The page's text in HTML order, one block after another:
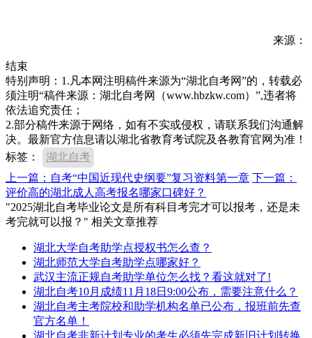
来源：
结束
特别声明：1.凡本网注明稿件来源为“湖北自考网”的，转载必
须注明“稿件来源：湖北自考网（www.hbzkw.com）”,违者将
依法追究责任；
2.部分稿件来源于网络，如有不实或侵权，请联系我们沟通解
决。最新官方信息请以湖北省教育考试院及各教育官网为准！
标签：
湖北自考
上一篇：自考“中国近现代史纲要”复习资料第一章 下一篇：
评价高的湖北成人高考报名哪家口碑好？
"2025湖北自考毕业论文是所有科目考完才可以报考，还是未
考完就可以报？" 相关文章推荐
湖北大学自考助学点授权书怎么查？
湖北师范大学自考助学点哪家好？
武汉主流正规自考助学单位怎么找？看这就对了!
湖北自考10月成绩11月18日9:00公布，需要注意什么？
湖北自考主考院校和助学机构名单已公布，报班前先查
官方名单！
湖北自考非新计划专业的考生必须先完成新旧计划转换